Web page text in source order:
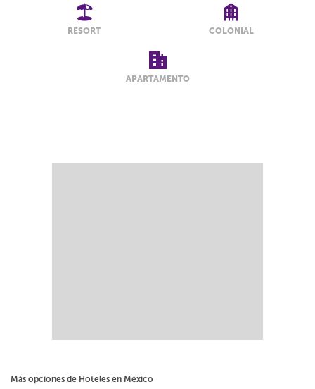
RESORT COLONIAL
APARTAMENTO
Más opciones de Hoteles en México